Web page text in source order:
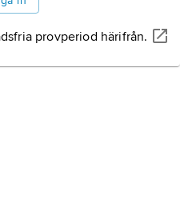
provperiod härifrån.